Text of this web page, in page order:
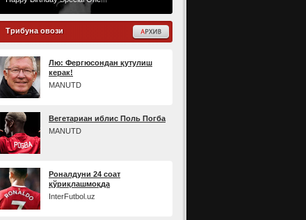
Трибуна овози
Лю: Фергюсондан қутулиш
керак!
MANUTD
Вегетариан иблис Поль Погба
MANUTD
Роналдуни 24 соат
қўриқлашмоқда
InterFutbol.uz